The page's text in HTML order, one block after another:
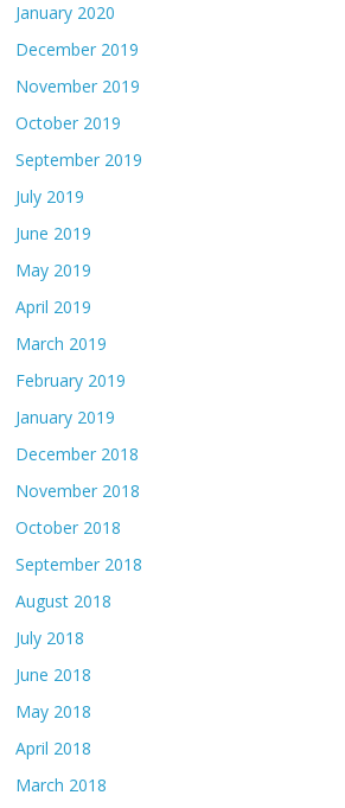
January 2020
December 2019
November 2019
October 2019
September 2019
July 2019
June 2019
May 2019
April 2019
March 2019
February 2019
January 2019
December 2018
November 2018
October 2018
September 2018
August 2018
July 2018
June 2018
May 2018
April 2018
March 2018